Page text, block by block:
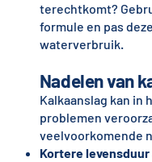
terechtkomt?
formule en pas
waterverbruik.
Nadelen van
Kalkaanslag kan in
problemen
veelvoorkomende
Kortere levensduur